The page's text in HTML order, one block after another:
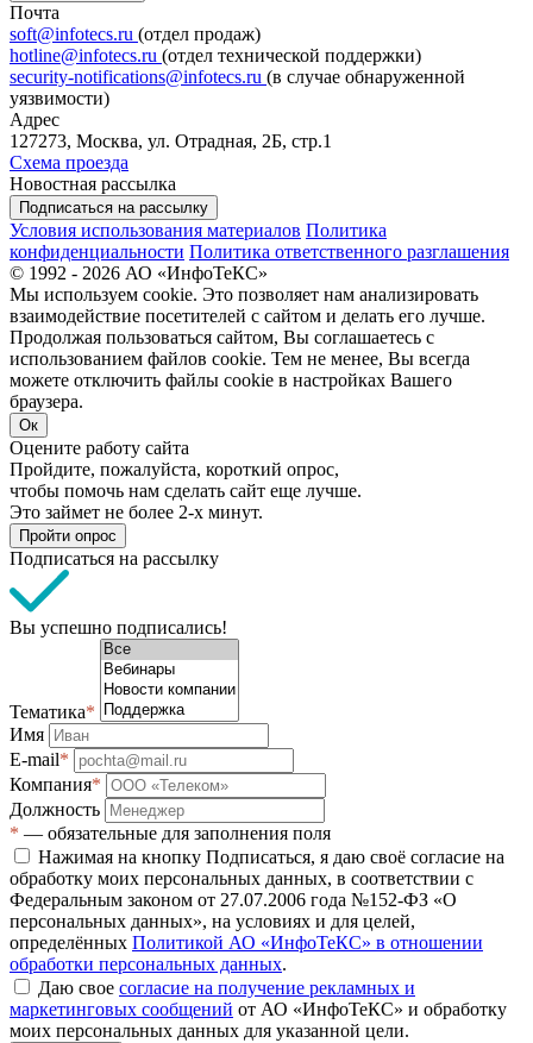
Почта
soft@infotecs.ru (отдел продаж)
hotline@infotecs.ru (отдел технической поддержки)
security-notifications@infotecs.ru (в случае обнаруженной
уязвимости)
Адрес
127273, Москва, ул. Отрадная, 2Б, стр.1
Схема проезда
Новостная рассылка
Подписаться на рассылку
Условия использования материалов Политика
конфиденциальности Политика ответственного разглашения
© 1992 - 2026 АО «ИнфоТеКС»
Мы используем cookie. Это позволяет нам анализировать
взаимодействие посетителей с сайтом и делать его лучше.
Продолжая пользоваться сайтом, Вы соглашаетесь с
использованием файлов cookie. Тем не менее, Вы всегда
можете отключить файлы cookie в настройках Вашего
браузера.
Ок
Оцените работу сайта
Пройдите, пожалуйста, короткий опрос,
чтобы помочь нам сделать сайт еще лучше.
Это займет не более 2-х минут.
Пройти опрос
Подписаться на рассылку
Вы успешно подписались!
Тематика*
Имя
E-mail*
Компания*
Должность
* — обязательные для заполнения поля
Нажимая на кнопку Подписаться, я даю своё согласие на
обработку моих персональных данных, в соответствии с
Федеральным законом от 27.07.2006 года №152-ФЗ «О
персональных данных», на условиях и для целей,
определённых Политикой АО «ИнфоТеКС» в отношении
обработки персональных данных.
Даю свое согласие на получение рекламных и
маркетинговых сообщений от АО «ИнфоТеКС» и обработку
моих персональных данных для указанной цели.